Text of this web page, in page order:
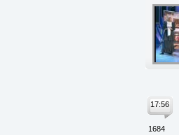
17:56
1684